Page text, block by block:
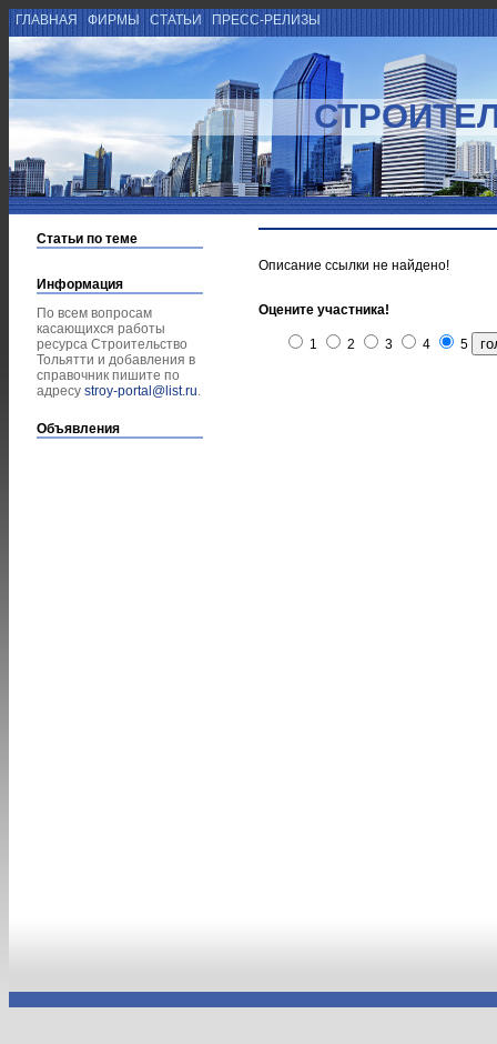
ГЛАВНАЯ ФИРМЫ СТАТЬИ ПРЕСС-РЕЛИЗЫ
Статьи по теме
Информация
По всем вопросам
касающихся работы
ресурса Строительство
Тольятти и добавления в
справочник пишите по
адресу stroy-portal@list.ru.
Объявления
Описание ссылки не найдено!
Оцените участника!
1 2 3 4 5